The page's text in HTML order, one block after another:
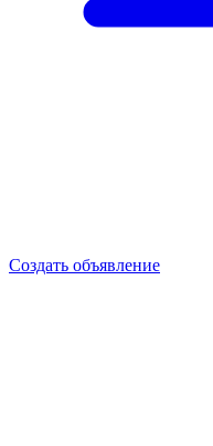
Создать объявление